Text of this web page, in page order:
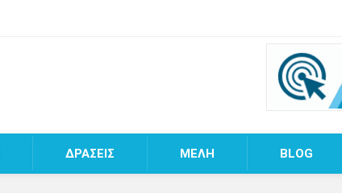
ΔΡΑΣΕΙΣ MEΛΗ BLOG